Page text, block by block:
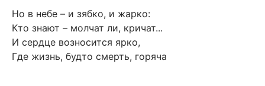
Но в небе – и зябко, и жарко:
Кто знают – молчат ли, кричат...
И сердце возносится ярко,
Где жизнь, будто смерть, горяча